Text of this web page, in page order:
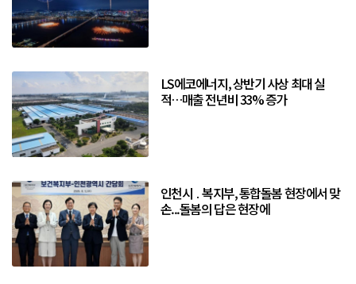
LS에코에너지, 상반기 사상 최대 실
적…매출 전년비 33% 증가
인천시 ․ 복지부, 통합돌봄 현장에서 맞
손...돌봄의 답은 현장에